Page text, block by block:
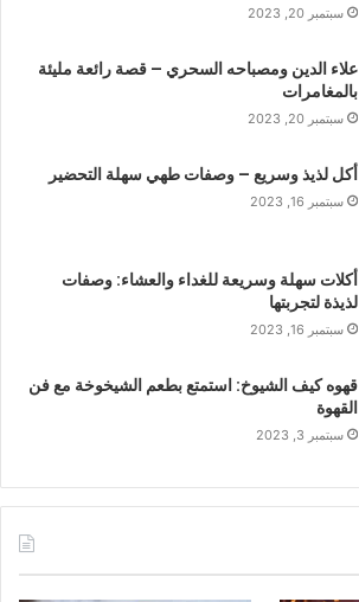
سبتمبر 20, 2023
علاء الدين ومصباحه السحري – قصة رائعة مليئة
بالمغامرات
سبتمبر 20, 2023
أكل لذيذ وسريع – وصفات طهي سهلة التحضير
سبتمبر 16, 2023
أكلات سهلة وسريعة للغداء والعشاء: وصفات
لذيذة لتجربتها
سبتمبر 16, 2023
قهوه كيف الشيوخ: استمتع بطعم الشيخوخة مع فن
القهوة
سبتمبر 3, 2023